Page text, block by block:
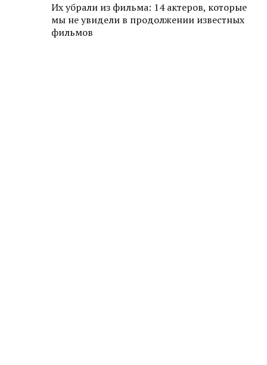
Их убрали из фильма: 14 актеров, которые
мы не увидели в продолжении известных
фильмов